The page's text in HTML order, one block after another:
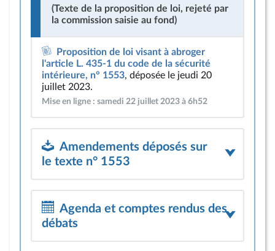
(Texte de la proposition de loi, rejeté par
la commission saisie au fond)
Proposition de loi visant à abroger
l'article L. 435-1 du code de la sécurité
intérieure, n° 1553, déposée le jeudi 20
juillet 2023.
Mise en ligne : samedi 22 juillet 2023 à 6h52
Amendements déposés sur
le texte n° 1553
Agenda et comptes rendus des
débats